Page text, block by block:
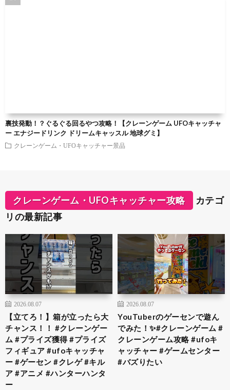
裏技発動！？ぐるぐる回るやつ攻略！【クレーンゲーム UFOキャッチャ
ー エナジードリンク ドリームキャッスル 地球グミ】
クレーンゲーム・UFOキャッチャー景品
クレーンゲーム・UFOキャッチャー攻略
カテゴ
リの最新記事
2026.08.07
【立てろ！】箱が立ったら大
チャンス！！ #クレーンゲー
ム #プライズ獲得 #プライズ
フィギュア #ufoキャッチャ
ー #ゲーセン #クレゲ #キル
ア #アニメ #ハンターハンタ
ー
2026.08.07
YouTuberのゲーセンで遊ん
でみた！✨#クレーンゲーム #
クレーンゲーム攻略 #ufoキ
ャッチャー #ゲームセンター
#バズりたい